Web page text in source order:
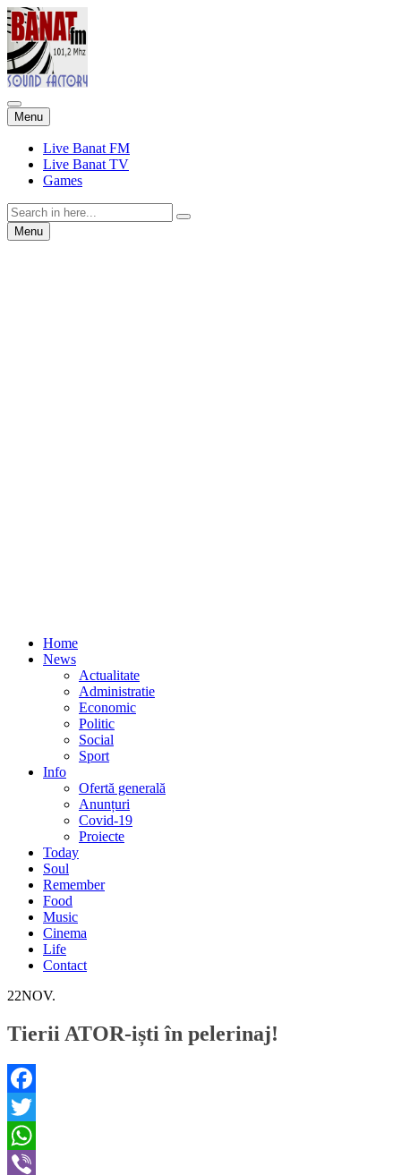
Menu Skip
to
content
Live Banat FM
Live Banat TV
Games
Search
for:Menu Skip
to
Home
News
Actualitate
Administratie
Economic
Politic
Social
Sport
Info
Ofertă generală
Anunțuri
Covid-19
Proiecte
Today
Soul
Remember
Food
Music
Cinema
Life
Contact
22NOV.
Tierii ATOR-iști în pelerinaj!
Facebook
Twitter
WhatsApp